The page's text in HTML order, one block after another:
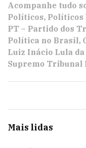
Acompanhe tudo
Políticos
PT – Partido dos
Política no Brasil
Luiz Inácio Lula
Supremo Tribunal
Mais lidas